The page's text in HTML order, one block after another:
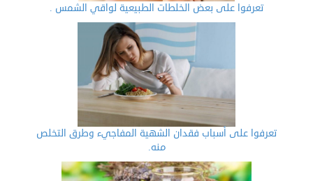
تعرفوا على بعض الخلطات الطبيعية لواقي الشمس .
تعرفوا على أسباب فقدان الشهية المفاجيء وطرق التخلص
منه.